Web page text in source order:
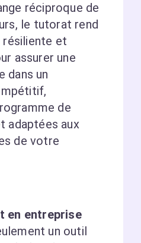
réciproque de
le tutorat rend
résiliente et
assurer une
dans un
de
adaptées aux
de votre
en entreprise
un outil